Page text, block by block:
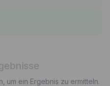
um ein Ergebnis zu ermitteln.